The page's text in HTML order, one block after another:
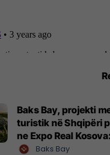
Baks Bay, projekti
turistik në Shqipëri
ne Expo Real
shtandin dhe zbuloni
Baks Bay